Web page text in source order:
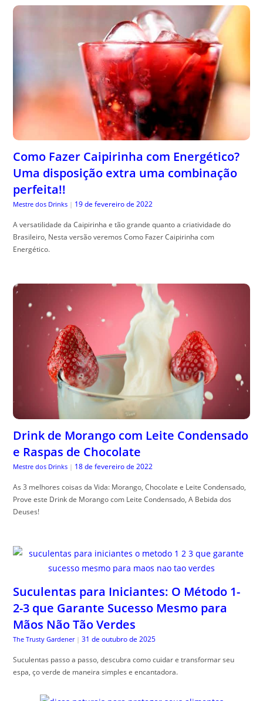
Como Fazer Caipirinha com Energético?
Uma disposição extra uma combinação
perfeita!!
Mestre dos Drinks | 19 de fevereiro de 2022
A versatilidade da Caipirinha e tão grande quanto a criatividade do
Brasileiro, Nesta versão veremos Como Fazer Caipirinha com
Energético.
Drink de Morango com Leite Condensado
e Raspas de Chocolate
Mestre dos Drinks | 18 de fevereiro de 2022
As 3 melhores coisas da Vida: Morango, Chocolate e Leite Condensado,
Prove este Drink de Morango com Leite Condensado, A Bebida dos
Deuses!
Suculentas para Iniciantes: O Método 1-
2-3 que Garante Sucesso Mesmo para
Mãos Não Tão Verdes
The Trusty Gardener | 31 de outubro de 2025
Suculentas passo a passo, descubra como cuidar e transformar seu
espa, ço verde de maneira simples e encantadora.